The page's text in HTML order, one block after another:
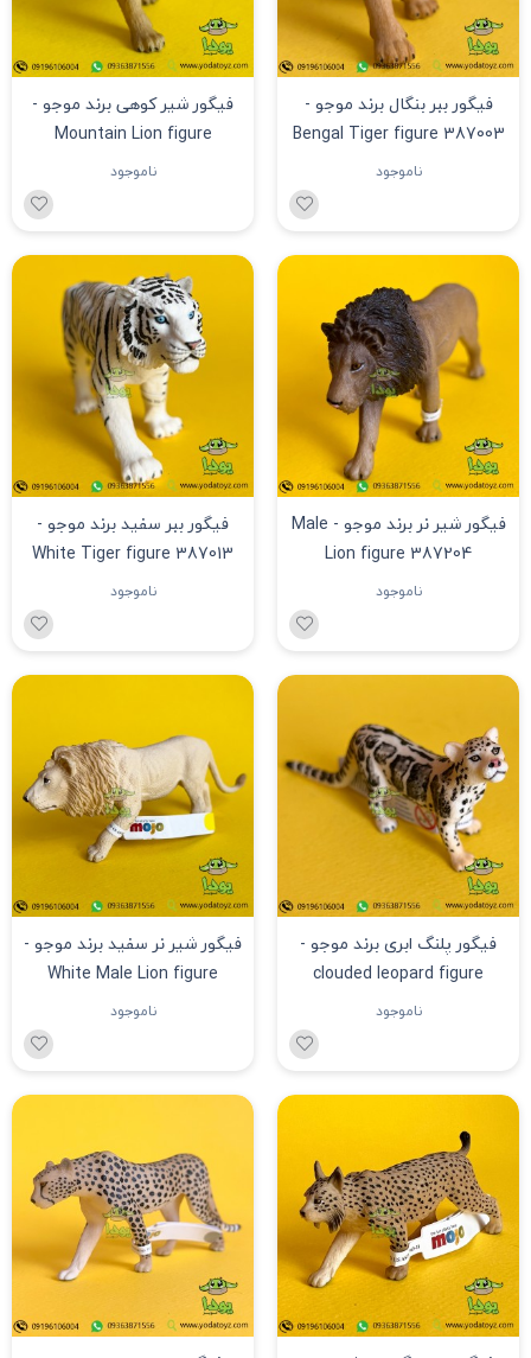
فیگور ببر بنگال برند موجو -
Bengal Tiger figure 387003
ناموجود
فیگور شیر کوهی برند موجو -
Mountain Lion figure
387143
ناموجود
فیگور شیر نر برند موجو - Male
Lion figure 387204
ناموجود
فیگور ببر سفید برند موجو -
White Tiger figure 387013
ناموجود
فیگور پلنگ ابری برند موجو -
clouded leopard figure
387172
ناموجود
فیگور شیر نر سفید برند موجو -
White Male Lion figure
ناموجود